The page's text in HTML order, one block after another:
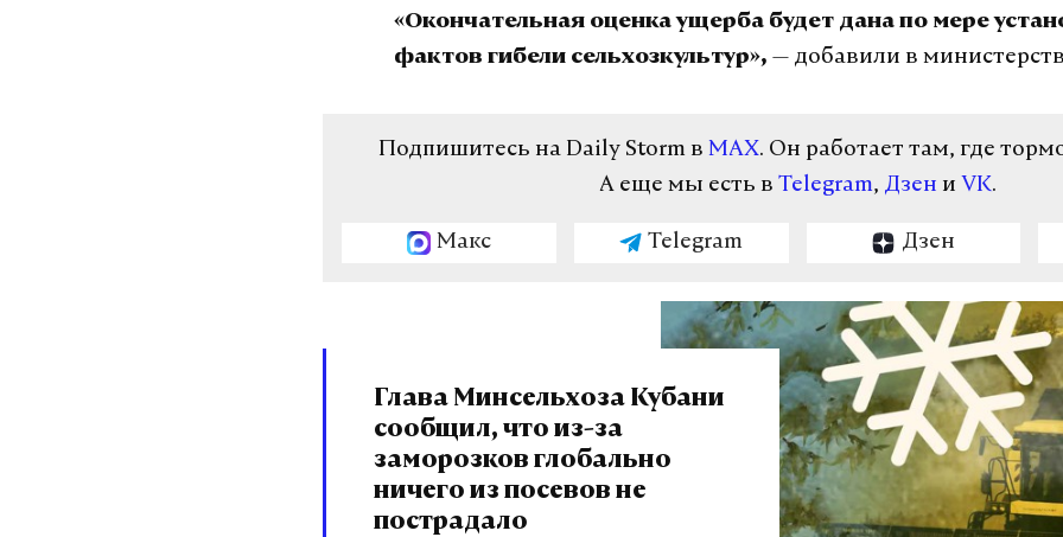
«Окончательная оценка ущерба будет дана по мере
фактов гибели сельхозкультур», — добавили в
Подпишитесь на Daily Storm в MAX. Он работает там, где
А еще мы есть в Telegram, Дзен и VK.
Макс Telegram Дзен
Глава Минсельхоза Кубани
сообщил, что из-за
заморозков глобально
ничего из посевов не
пострадало